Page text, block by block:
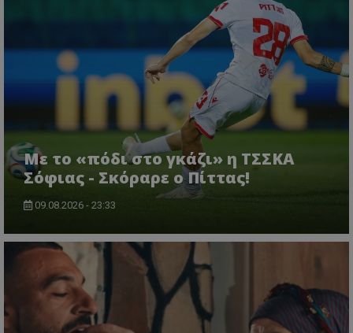
Με το «πόδι στο γκάζι» η ΤΣΣΚΑ
Σόφιας - Σκόραρε ο Πίττας!
09.08.2026 - 23:33